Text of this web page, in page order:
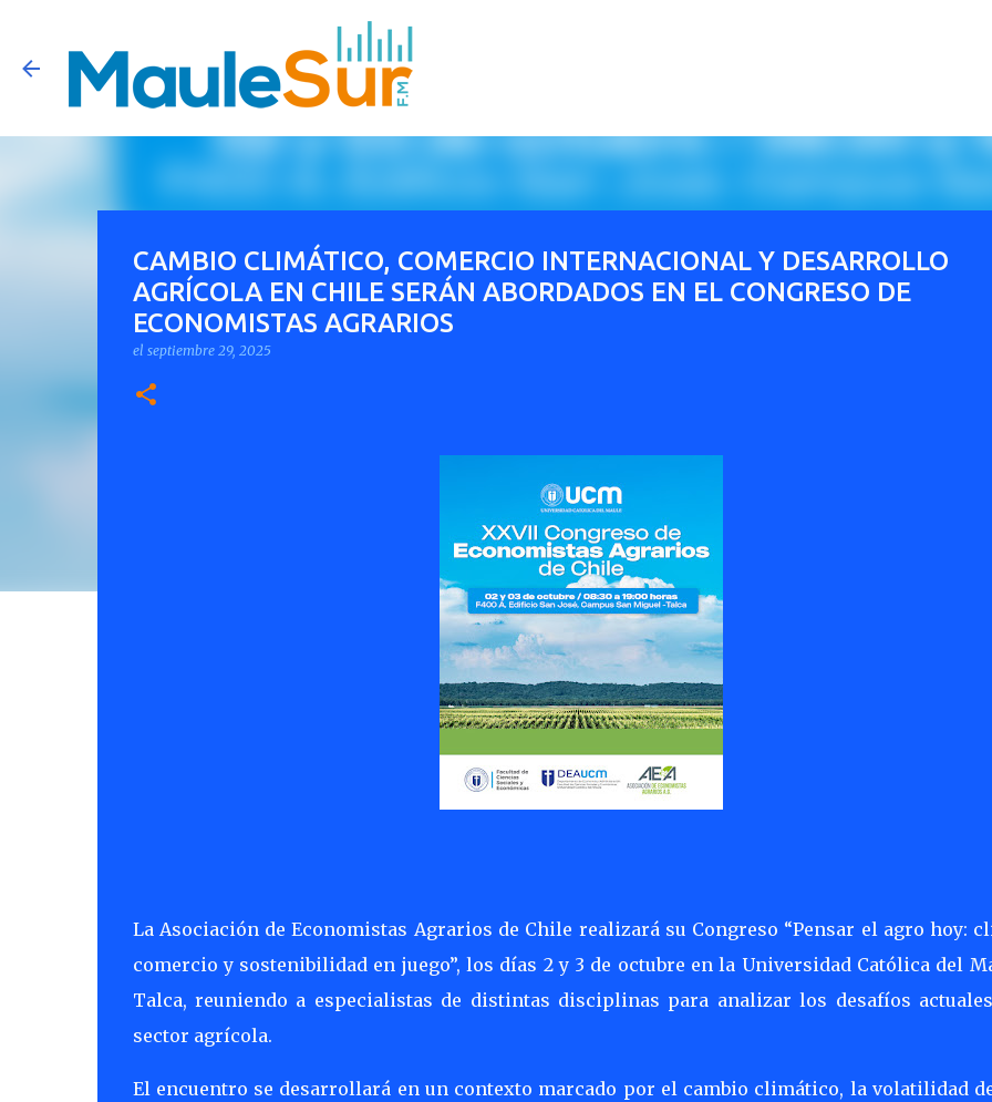
CAMBIO CLIMÁTICO, COMERCIO INTERNACIONAL Y DESARROLLO
AGRÍCOLA EN CHILE SERÁN ABORDADOS EN EL CONGRESO DE
ECONOMISTAS AGRARIOS
el septiembre 29, 2025
La Asociación de Economistas Agrarios de Chile realizará su Congreso “Pensar el agro hoy:
comercio y sostenibilidad en juego”, los días 2 y 3 de octubre en la Universidad Católica del
Talca, reuniendo a especialistas de distintas disciplinas para analizar los desafíos
sector agrícola.
El encuentro se desarrollará en un contexto marcado por el cambio climático, la volatilidad